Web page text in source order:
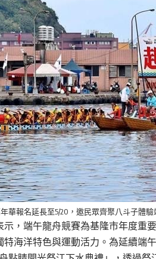
華報名延長至5/20，邀民眾齊聚八斗子體驗
示，端午龍舟競賽為基隆市年度重
特海洋特色與運動活力。為延續端